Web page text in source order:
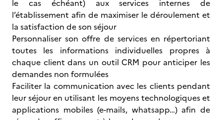
le cas échéant) aux services internes de
l’établissement afin de maximiser le déroulement et
la satisfaction de son séjour
Personnaliser son offre de services en répertoriant
toutes les informations individuelles propres à
chaque client dans un outil CRM pour anticiper les
demandes non formulées
Faciliter la communication avec les clients pendant
leur séjour en utilisant les moyens technologiques et
applications mobiles (e-mails, whatsapp…) afin de